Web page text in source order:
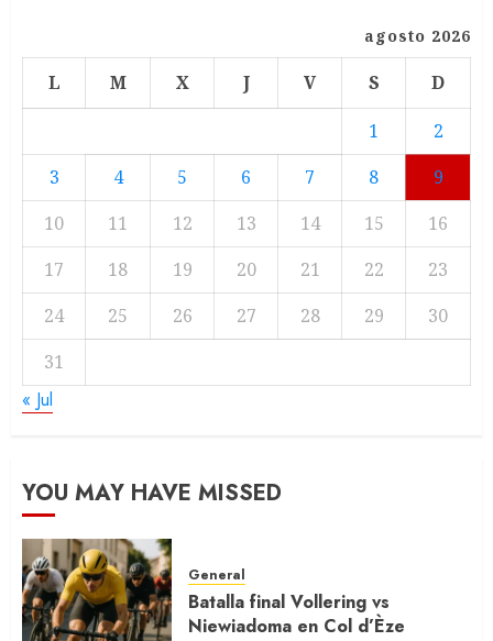
agosto 2026
L M X J V S
D
1
2
3
4 5 6 7 8
9
10
11 12 13 14 15
16
17
18 19 20 21 22
23
24
25 26 27 28 29
30
31
« Jul
YOU MAY HAVE MISSED
General
Batalla final Vollering vs
Niewiadoma en Col d’Èze